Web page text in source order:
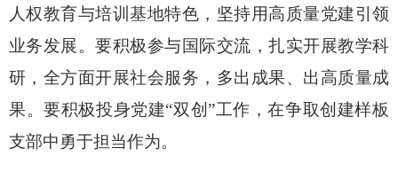
人权教育与培训基地特色，坚持用高质量党建引领
业务发展。要积极参与国际交流，扎实开展教学科
研，全方面开展社会服务，多出成果、出高质量成
果。要积极投身党建“双创”工作，在争取创建样板
支部中勇于担当作为。